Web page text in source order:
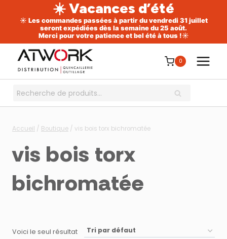
☀️ Vacances d’été
☀️ Les commandes passées à partir du vendredi 31 juillet
seront expédiées dès la semaine du 25 août.
Merci pour votre patience et bel été à tous !☀️
contenu
0
Recherche
RECHERCHE
Accueil / Boutique / vis bois torx bichromatée
vis bois torx
bichromatée
Voici le seul résultat